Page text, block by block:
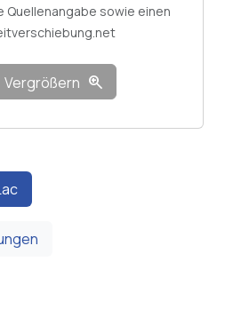
Quellenangabe sowie einen
Vergrößern zoom_in